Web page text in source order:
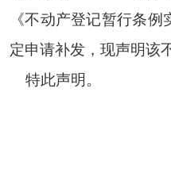
《不动产登记暂行条
定申请补发，现声明该
特此声明。